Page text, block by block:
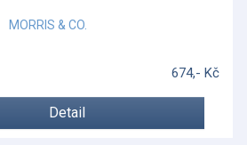
MORRIS & CO.
674,- Kč
Detail